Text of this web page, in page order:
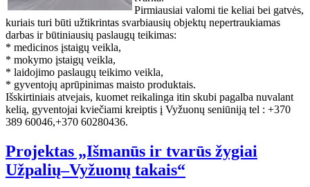
Pirmiausiai valomi tie keliai bei gatvės,
kuriais turi būti užtikrintas svarbiausių objektų nepertraukiamas
darbas ir būtiniausių paslaugų teikimas:
* medicinos įstaigų veikla,
* mokymo įstaigų veikla,
* laidojimo paslaugų teikimo veikla,
* gyventojų aprūpinimas maisto produktais.
Išskirtiniais atvejais, kuomet reikalinga itin skubi pagalba nuvalant
kelią, gyventojai kviečiami kreiptis į Vyžuonų seniūniją tel : +370
389 60046,+370 60280436.
Projektas „Išmanūs ir tvarūs žygiai
Užpalių–Vyžuonų takais“